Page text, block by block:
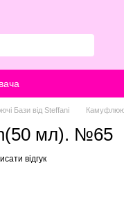
Бази від Steffani
мл). №65
відгук